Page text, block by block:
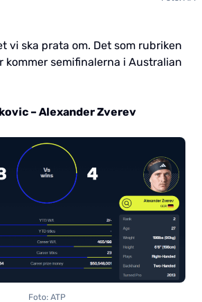
vi ska prata om. Det som rubriken
kommer semifinalerna i Australian
– Alexander Zverev
Foto: ATP